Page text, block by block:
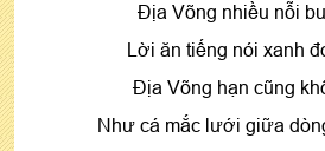
Địa Võng nhiều nỗi
Lời ăn tiếng nói xanh
Ðịa Võng hạn cũng
Như cá mắc lưới giữa